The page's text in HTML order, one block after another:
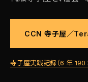
CCN 寺子屋／
寺子屋実践記録（6 年